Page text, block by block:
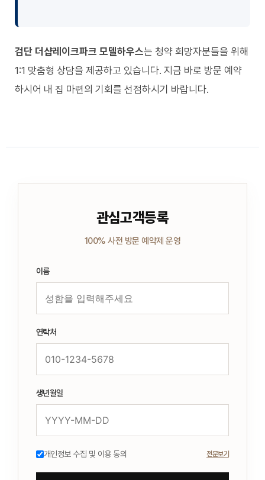
검단 더샵레이크파크 모델하우스는 청약 희망자분들을 위해
1:1 맞춤형 상담을 제공하고 있습니다. 지금 바로 방문 예약
하시어 내 집 마련의 기회를 선점하시기 바랍니다.
관심고객등록
100% 사전 방문 예약제 운영
이름
연락처
생년월일
개인정보 수집 및 이용 동의 전문보기